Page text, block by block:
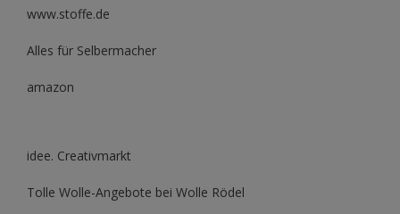
www.stoffe.de
Alles für Selbermacher
amazon
idee. Creativmarkt
Tolle Wolle-Angebote bei Wolle Rödel